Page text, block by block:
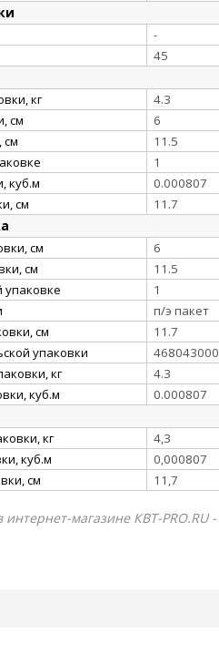
-
45
кг
4.3
см
6
см
11.5
1
куб.м
0.000807
см
11.7
см
6
см
11.5
упаковке
1
п/э пакет
см
11.7
упаковки
кг
4.3
куб.м
0.000807
кг
4,3
куб.м
0,000807
см
11,7
магазине КВТ-PRO.RU